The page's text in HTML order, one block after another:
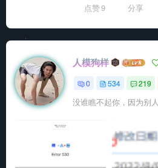
点赞9 分享
人模狗样
0 534 219